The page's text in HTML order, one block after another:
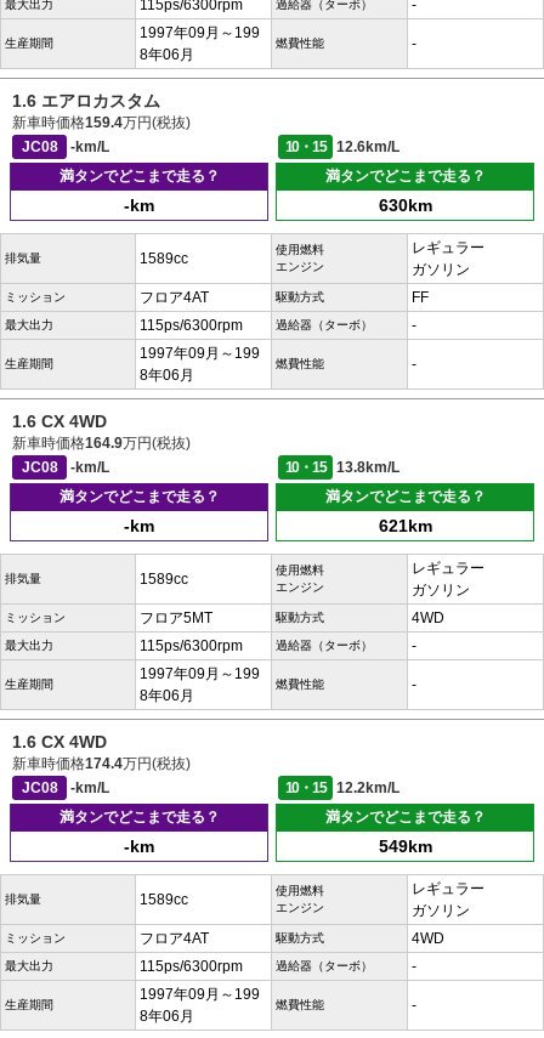
最大出力 115ps/6300rpm 過給器（ターボ） -
生産期間
1997年09月～199
8年06月
燃費性能 -
1.6 エアロカスタム
新車時価格159.4万円(税抜)
JC08
-km/L 10・15
12.6km/L
満タンでどこまで走る？
-km
満タンでどこまで走る？
630km
排気量 1589cc
使用燃料
エンジン
レギュラー
ガソリン
ミッション フロア4AT 駆動方式 FF
最大出力 115ps/6300rpm 過給器（ターボ） -
生産期間
1997年09月～199
8年06月
燃費性能 -
1.6 CX 4WD
新車時価格164.9万円(税抜)
JC08
-km/L 10・15
13.8km/L
満タンでどこまで走る？
-km
満タンでどこまで走る？
621km
排気量 1589cc
使用燃料
エンジン
レギュラー
ガソリン
ミッション フロア5MT 駆動方式 4WD
最大出力 115ps/6300rpm 過給器（ターボ） -
生産期間
1997年09月～199
8年06月
燃費性能 -
1.6 CX 4WD
新車時価格174.4万円(税抜)
JC08
-km/L 10・15
12.2km/L
満タンでどこまで走る？
-km
満タンでどこまで走る？
549km
排気量 1589cc
使用燃料
エンジン
レギュラー
ガソリン
ミッション フロア4AT 駆動方式 4WD
最大出力 115ps/6300rpm 過給器（ターボ） -
生産期間
1997年09月～199
8年06月
燃費性能 -